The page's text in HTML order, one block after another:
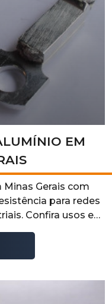
EM
Gerais com
para redes
Confira usos e
artigo!